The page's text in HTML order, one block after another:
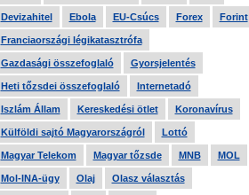
Devizahitel Ebola EU-Csúcs Forex Forint
Franciaországi légikatasztrófa
Gazdasági összefoglaló Gyorsjelentés
Heti tőzsdei összefoglaló Internetadó
Iszlám Állam Kereskedési ötlet Koronavírus
Külföldi sajtó Magyarországról Lottó
Magyar Telekom Magyar tőzsde MNB MOL
Mol-INA-ügy Olaj Olasz választás